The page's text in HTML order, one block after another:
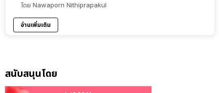
โดย Nawaporn Nithiprapakul
อ่านเพิ่มเติม
สนับสนุนโดย